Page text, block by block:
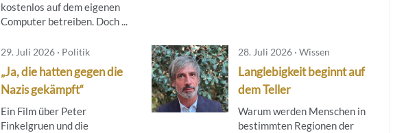
kostenlos auf dem eigenen
Computer betreiben. Doch ...
29. Juli 2026 · Politik
„Ja, die hatten gegen die
Nazis gekämpft“
Ein Film über Peter
Finkelgruen und die
28. Juli 2026 · Wissen
Langlebigkeit beginnt auf
dem Teller
Warum werden Menschen in
bestimmten Regionen der